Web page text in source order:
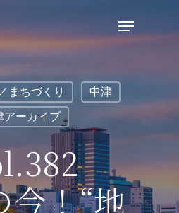
まちづくり
中津
アーカイブ
今！“地